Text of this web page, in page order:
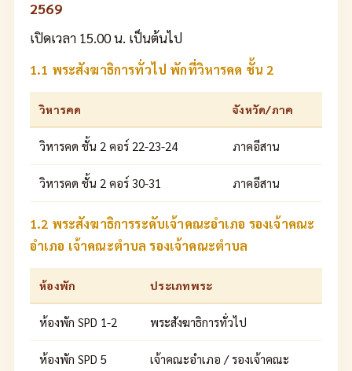
2569
เปิดเวลา 15.00 น. เป็นต้นไป
1.1 พระสังฆาธิการทั่วไป พักที่วิหารคด ชั้น 2
วิหารคด จังหวัด/ภาค
วิหารคด ชั้น 2 คอร์ 22-23-24 ภาคอีสาน
วิหารคด ชั้น 2 คอร์ 30-31 ภาคอีสาน
1.2 พระสังฆาธิการระดับเจ้าคณะอำเภอ รองเจ้าคณะ
อำเภอ เจ้าคณะตำบล รองเจ้าคณะตำบล
ห้องพัก ประเภทพระ
ห้องพัก SPD 1-2 พระสังฆาธิการทั่วไป
ห้องพัก SPD 5
เจ้าคณะอำเภอ / รองเจ้าคณะ